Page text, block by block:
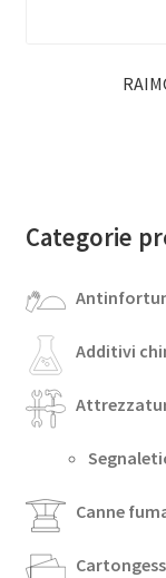
Categorie
Additivi
Canne